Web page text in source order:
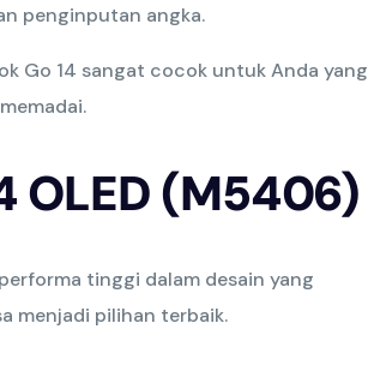
penginputan angka.
Go 14 sangat cocok untuk Anda yang
OLED (M5406)
tinggi dalam desain yang
menjadi pilihan terbaik.